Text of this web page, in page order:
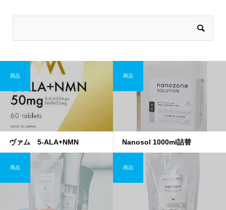
ヴァム 5-ALA+NMN
商品
Nanosol 1000ml詰替
商品
商品 商品